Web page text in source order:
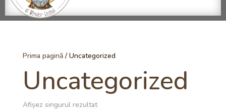
Prima pagină/ Uncategorized
Uncategorized
Afișez singurul rezultat